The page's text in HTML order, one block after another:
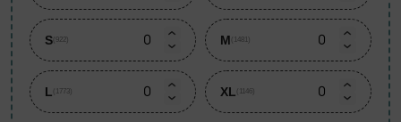
S (922) M (1481)
L (1773) XL (1146)